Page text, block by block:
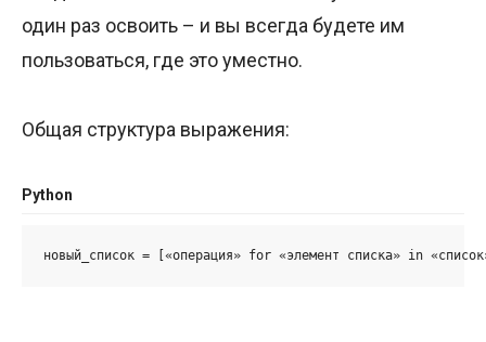
один раз освоить – и вы всегда будете им
пользоваться, где это уместно.
Общая структура выражения:
Python
новый_список = [«операция» for «элемент списка» in